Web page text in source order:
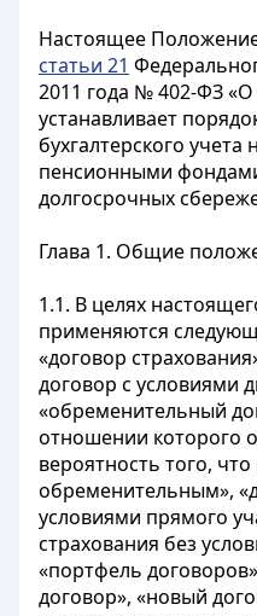
Настоящее
статьи 21
2011 года № 402-ФЗ «О
устанавливает
бухгалтерского
пенсионными
долгосрочных
Глава 1. Общие
1.1. В целях
применяются
«договор
договор с условиями
«обременительный
отношении которого
вероятность того,
обременительным»,
условиями прямого
страхования без
«портфель
договор», «новый